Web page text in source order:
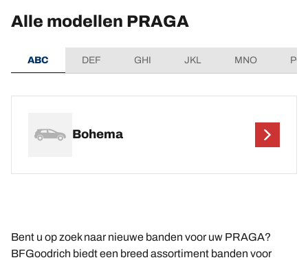
Alle modellen PRAGA
ABC DEF GHI JKL MNO
Bohema
Bent u op zoek naar nieuwe banden voor uw PRAGA?
BFGoodrich biedt een breed assortiment banden voor